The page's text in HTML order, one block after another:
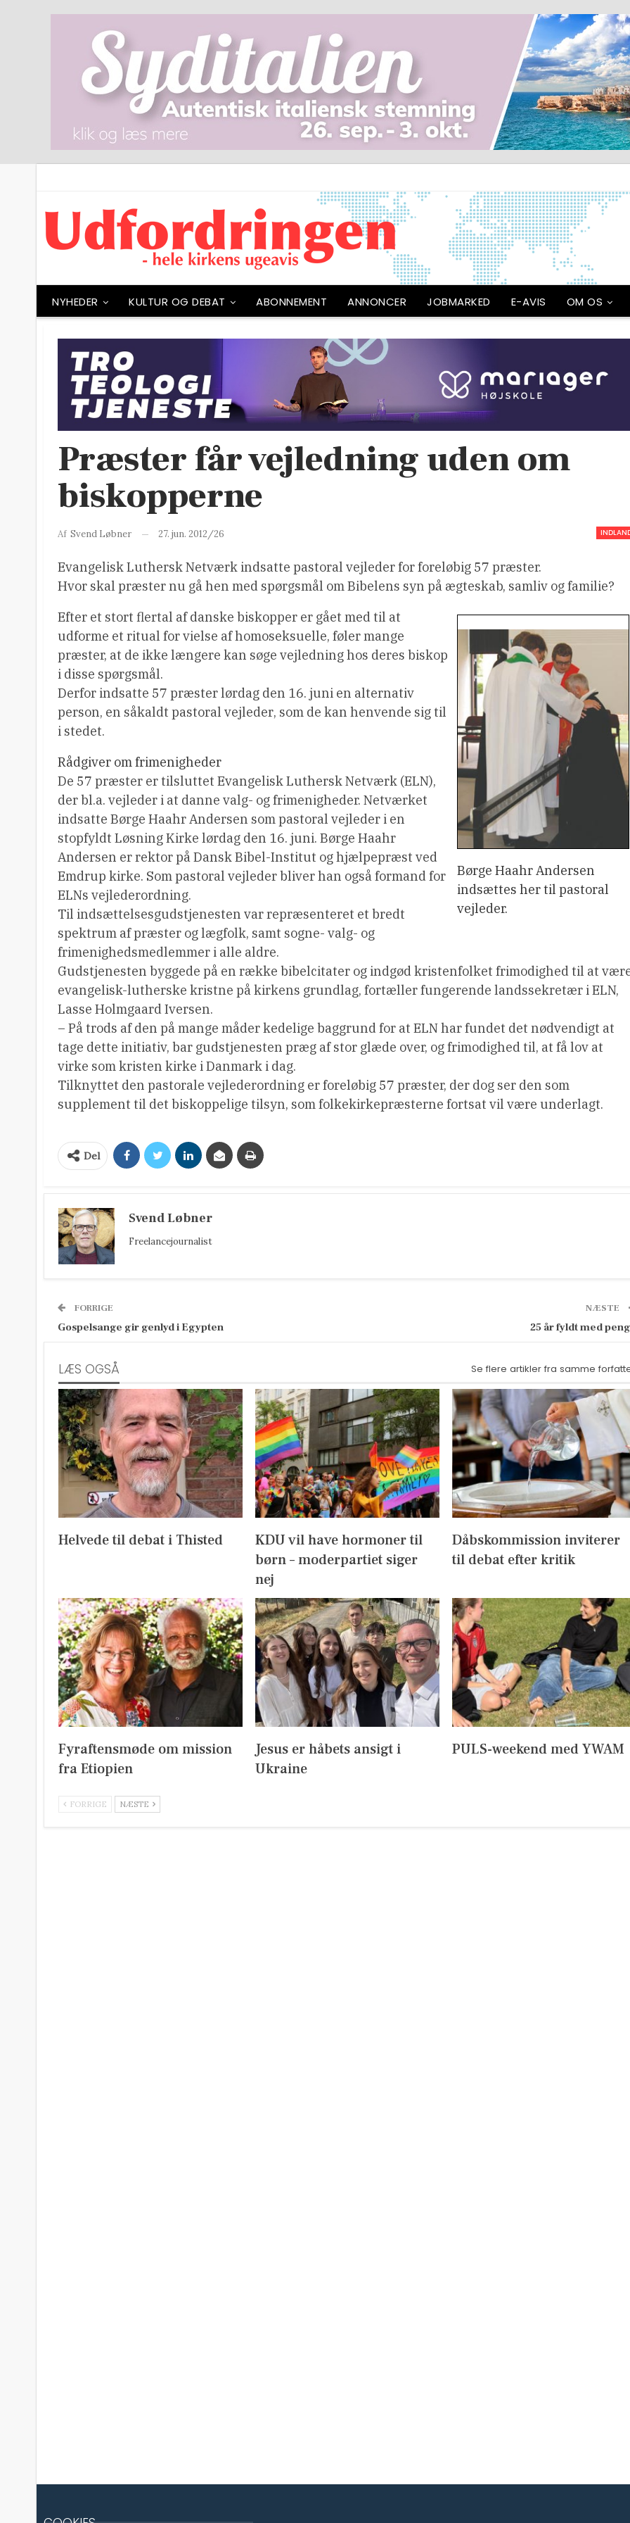
NYHEDER KULTUR OG DEBAT ABONNEMENT ANNONCER JOBMARKED E-AVIS OM OS
Præster får vejledning uden om
biskopperne
Af Svend Løbner 27. jun. 2012/26
Evangelisk Luthersk Netværk indsatte pastoral vejleder for foreløbig 57 præster.
Hvor skal præster nu gå hen med spørgsmål om Bibelens syn på ægteskab, samliv og familie?
Børge Haahr Andersen
indsættes her til pastoral
vejleder.
Efter et stort flertal af danske biskopper er gået med til at
udforme et ritual for vielse af homoseksuelle, føler mange
præster, at de ikke længere kan søge vejledning hos deres biskop
i disse spørgsmål.
Derfor indsatte 57 præster lørdag den 16. juni en alternativ
person, en såkaldt pastoral vejleder, som de kan henvende sig til
i stedet.
Rådgiver om frimenigheder
De 57 præster er tilsluttet Evangelisk Luthersk Netværk (ELN),
der bl.a. vejleder i at danne valg- og frimenigheder. Netværket
indsatte Børge Haahr Andersen som pastoral vejleder i en
stopfyldt Løsning Kirke lørdag den 16. juni. Børge Haahr
Andersen er rektor på Dansk Bibel-Institut og hjælpepræst ved
Emdrup kirke. Som pastoral vejleder bliver han også formand for
ELNs vejlederordning.
Til indsættelsesgudstjenesten var repræsenteret et bredt
spektrum af præster og lægfolk, samt sogne- valg- og
frimenighedsmedlemmer i alle aldre.
Gudstjenesten byggede på en række bibelcitater og indgød kristenfolket frimodighed til at
evangelisk-lutherske kristne på kirkens grundlag, fortæller fungerende landssekretær i ELN,
Lasse Holmgaard Iversen.
– På trods af den på mange måder kedelige baggrund for at ELN har fundet det nødvendigt at
tage dette initiativ, bar gudstjenesten præg af stor glæde over, og frimodighed til, at få lov at
virke som kristen kirke i Danmark i dag.
Tilknyttet den pastorale vejlederordning er foreløbig 57 præster, der dog ser den som
supplement til det biskoppelige tilsyn, som folkekirkepræsterne fortsat vil være underlagt.
Del
Svend Løbner
Freelancejournalist
FORRIGE
Gospelsange gir genlyd i Egypten
NÆSTE
25 år fyldt med
LÆS OGSÅ Se flere artikler fra samme
Helvede til debat i Thisted
KDU vil have hormoner til
børn – moderpartiet siger
nej
Dåbskommission inviterer
til debat efter kritik
Fyraftensmøde om mission
fra Etiopien
Jesus er håbets ansigt i
Ukraine
PULS-weekend med YWAM
FORRIGE NÆSTE